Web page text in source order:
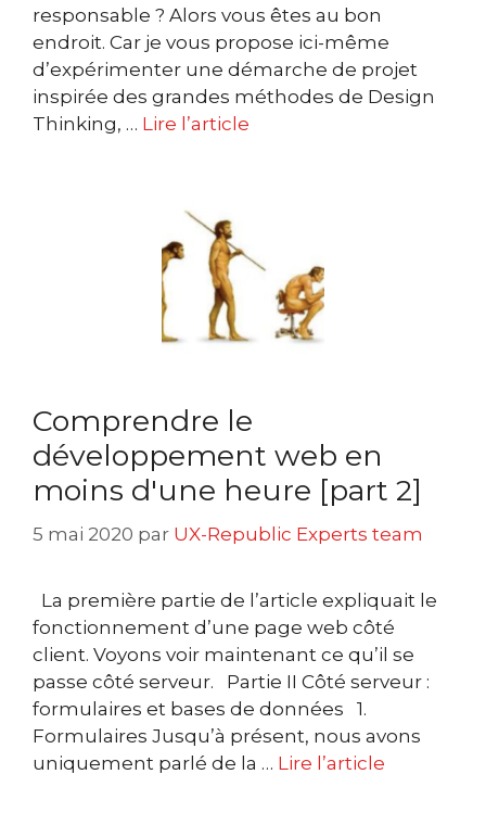
responsable ? Alors vous êtes au bon
endroit. Car je vous propose ici-même
d’expérimenter une démarche de projet
inspirée des grandes méthodes de Design
Thinking, … Lire l’article
Comprendre le
développement web en
moins d'une heure [part 2]
5 mai 2020 par UX-Republic Experts team
La première partie de l’article expliquait le
fonctionnement d’une page web côté
client. Voyons voir maintenant ce qu’il se
passe côté serveur. Partie II Côté serveur :
formulaires et bases de données 1.
Formulaires Jusqu’à présent, nous avons
uniquement parlé de la … Lire l’article